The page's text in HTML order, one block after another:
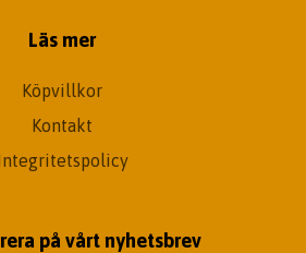
Läs mer
Köpvillkor
Kontakt
på vårt nyhetsbrev